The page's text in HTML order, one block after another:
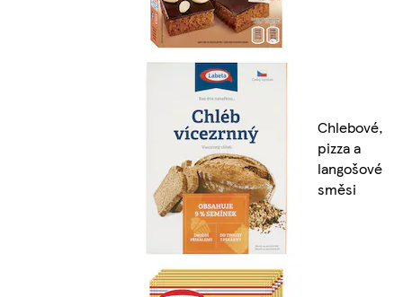
Chlebové,
pizza a
langošové
směsi